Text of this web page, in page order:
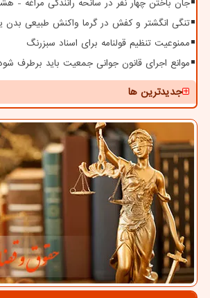
جان باختن چهار نفر در سانحه رانندگی مراغه -
تنگی انگشتر و کفش در گرما واکنش طبیعی بدن
ممنوعیت تنظیم قولنامه برای اسناد سبزرنگ
موانع اجرای قانون جوانی جمعیت باید برطرف
جدیدترین ها